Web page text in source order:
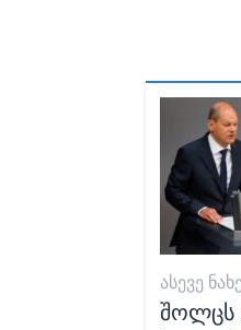
ᲐᲡᲔᲕᲔ
შოლცს